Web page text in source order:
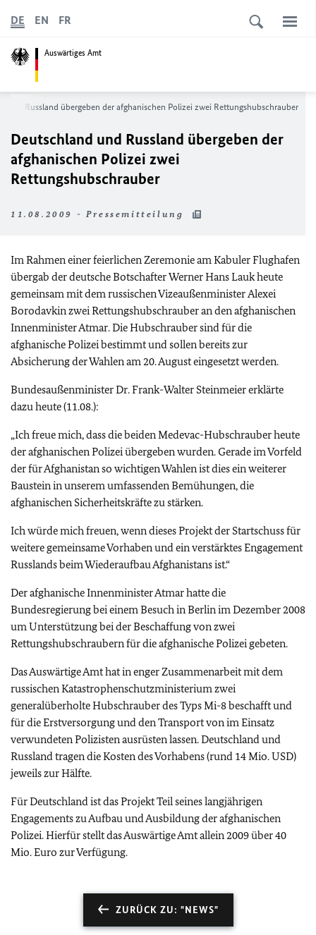
Auswärtiges Amt
DE EN FR
und Russland übergeben der afghanischen Polizei zwei Rettungshubschrauber
Deutschland und Russland übergeben der
afghanischen Polizei zwei
Rettungshubschrauber
11.08.2009 - Pressemitteilung
Im Rahmen einer feierlichen Zeremonie am Kabuler Flughafen
übergab der deutsche BotschafterWerner HansLauk heute
gemeinsam mit dem russischen VizeaußenministerAlexei
Borodavkin zwei Rettungshubschrauber an den afghanischen
Innenminister Atmar. Die Hubschrauber sind für die
afghanische Polizei bestimmt und sollen bereits zur
Absicherung der Wahlen am 20. August eingesetzt werden.
Bundesaußenminister Dr. Frank-Walter Steinmeier erklärte
dazu heute (11.08.):
„Ich freue mich, dass die beiden Medevac-Hubschrauber heute
der afghanischen Polizei übergeben wurden. Gerade im Vorfeld
der für Afghanistan so wichtigen Wahlen ist dies ein weiterer
Baustein in unserem umfassenden Bemühungen, die
afghanischen Sicherheitskräfte zu stärken.
Ich würde mich freuen, wenn dieses Projekt der Startschuss für
weitere gemeinsame Vorhaben und ein verstärktes Engagement
Russlands beim Wiederaufbau Afghanistans ist.“
Der afghanische Innenminister Atmar hatte die
Bundesregierung bei einem Besuch in Berlin im Dezember 2008
um Unterstützung bei der Beschaffung von zwei
Rettungshubschraubern für die afghanische Polizei gebeten.
Das Auswärtige Amt hat in enger Zusammenarbeit mit dem
russischen Katastrophenschutzministerium zwei
generalüberholte Hubschrauber des Typs Mi-8 beschafft und
für die Erstversorgung und den Transport von im Einsatz
verwundeten Polizisten ausrüsten lassen. Deutschland und
Russland tragen die Kosten des Vorhabens (rund 14 Mio. USD)
jeweils zur Hälfte.
Für Deutschland ist das Projekt Teil seines langjährigen
Engagements zu Aufbau und Ausbildung der afghanischen
Polizei. Hierfür stellt das Auswärtige Amt allein 2009 über 40
Mio. Euro zur Verfügung.
ZURÜCK ZU: "NEWS"